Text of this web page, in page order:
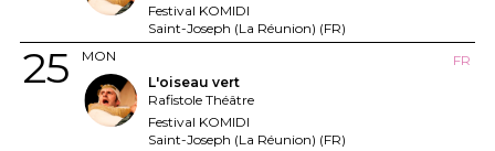
Festival KOMIDI
Saint-Joseph (La Réunion) (FR)
MON
25
FR
L'oiseau vert
Rafistole Théâtre
Festival KOMIDI
Saint-Joseph (La Réunion) (FR)